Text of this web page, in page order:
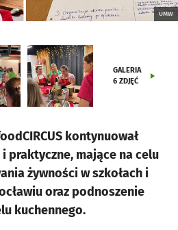
UMW
GALERIA
6 ZDJĘĆ
kontynuował
praktyczne, mające na celu
żywności w szkołach i
oraz podnoszenie
kuchennego.